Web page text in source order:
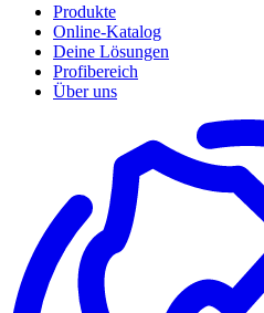
Produkte
Online-Katalog
Deine Lösungen
Profibereich
Über uns